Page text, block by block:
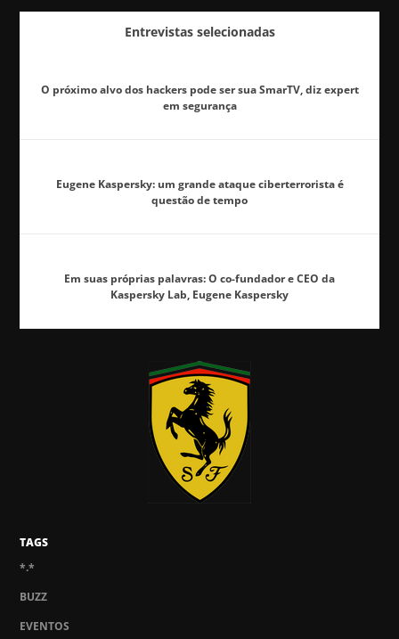
Entrevistas selecionadas
O próximo alvo dos hackers pode ser sua SmarTV, diz expert
em segurança
Eugene Kaspersky: um grande ataque ciberterrorista é
questão de tempo
Em suas próprias palavras: O co-fundador e CEO da
Kaspersky Lab, Eugene Kaspersky
TAGS
*.*
BUZZ
EVENTOS